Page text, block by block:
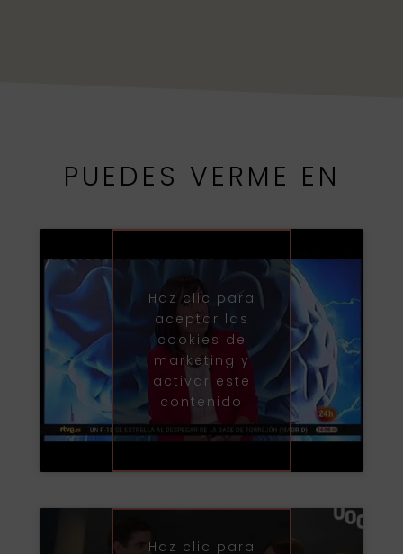
PUEDES VERME EN
Haz clic para
aceptar las
cookies de
marketing y
activar este
contenido
Haz clic para